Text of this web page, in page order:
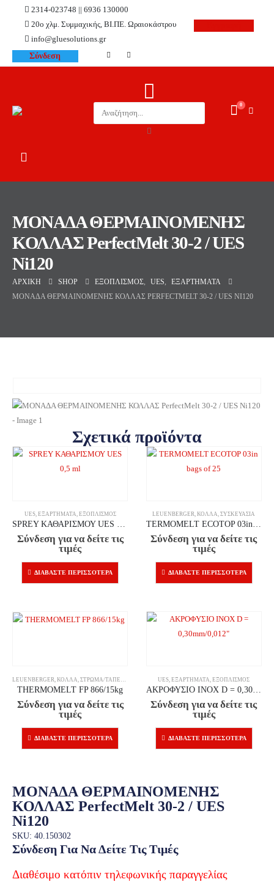
2314-023748 || 6936 130000
20ο χλμ. Συμμαχικής, ΒΙ.ΠΕ. Ωραιοκάστρου
info@gluesolutions.gr
Σύνδεση
0
ΜΟΝΑΔΑ ΘΕΡΜΑΙΝΟΜΕΝΗΣ
ΚΟΛΛΑΣ PerfectMelt 30-2 / UES
Ni120
ΑΡΧΙΚΉ SHOP ΕΞΟΠΛΙΣΜΌΣ, UES,
ΕΞΑΡΤΉΜΑΤΑ
ΜΟΝΑΔΑ ΘΕΡΜΑΙΝΟΜΕΝΗΣ ΚΟΛΛΑΣ PERFECTMELT 30-2 / UES NI120
Σχετικά προϊόντα
UES, ΕΞΑΡΤΉΜΑΤΑ, ΕΞΟΠΛΙΣΜΌΣ
SPREY ΚΑΘΑΡΙΣΜΟΥ UES 0,5 ml
Σύνδεση για να δείτε τις
τιμές
ΔΙΑΒΆΣΤΕ ΠΕΡΙΣΣΌΤΕΡΑ
LEUENBERGER,ΚΌΛΛΑ,ΣΥΣΚΕΥΑΣΊΑ
TERMOMELT ECOTOP 03in bags of 25
Σύνδεση για να δείτε τις
τιμές
ΔΙΑΒΆΣΤΕ ΠΕΡΙΣΣΌΤΕΡΑ
LEUENBERGER ,ΚΌΛΛΑ ,ΣΤΡΏΜΑ/ΤΑΠΕΤΣΑΡΊΑ
THERMOMELT FP 866/15kg
Σύνδεση για να δείτε τις
τιμές
ΔΙΑΒΆΣΤΕ ΠΕΡΙΣΣΌΤΕΡΑ
UES ,ΕΞΑΡΤΉΜΑΤΑ ,ΕΞΟΠΛΙΣΜΌΣ
Σύνδεση για να δείτε τις
τιμές
ΔΙΑΒΆΣΤΕ ΠΕΡΙΣΣΌΤΕΡΑ
ΜΟΝΑΔΑ ΘΕΡΜΑΙΝΟΜΕΝΗΣ
ΚΟΛΛΑΣ PerfectMelt 30-2 / UES
Ni120
SKU: 40.150302
Σύνδεση Για Να Δείτε Τις Τιμές
Διαθέσιμο κατόπιν τηλεφωνικής παραγγελίας